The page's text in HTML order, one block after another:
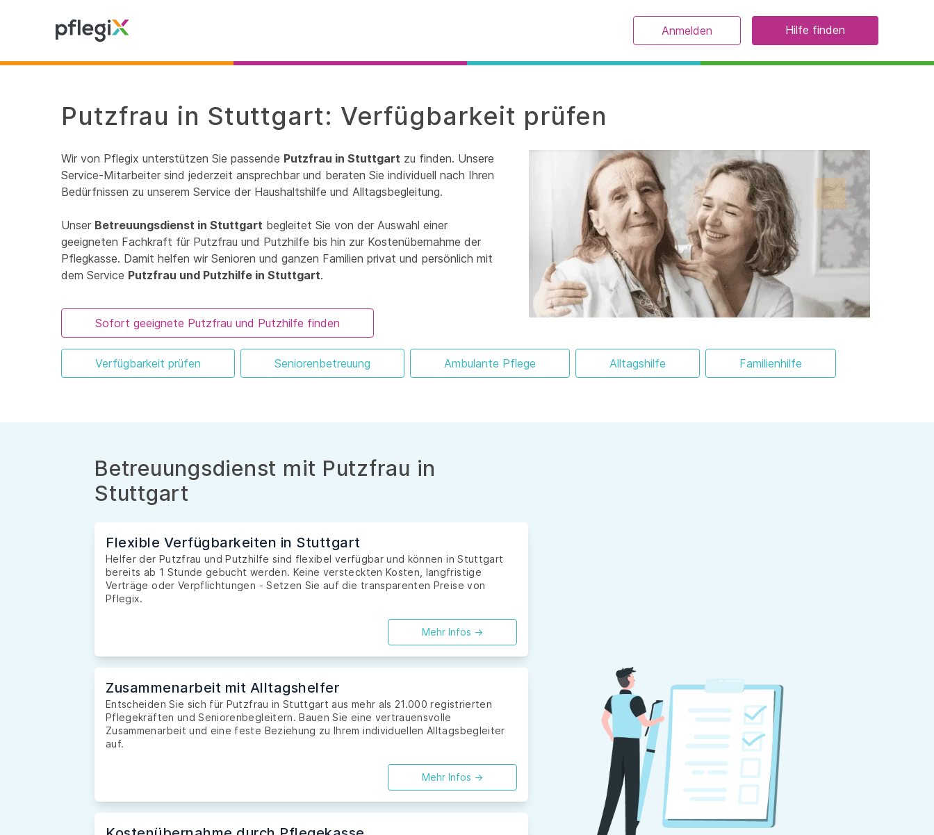
Anmelden Hilfe finden
Putzfrau in Stuttgart: Verfügbarkeit prüfen
Wir von Pflegix unterstützen Sie passende Putzfrau in Stuttgart zu finden. Unsere
Service-Mitarbeiter sind jederzeit ansprechbar und beraten Sie individuell nach Ihren
Bedürfnissen zu unserem Service der Haushaltshilfe und Alltagsbegleitung.
Unser Betreuungsdienst in Stuttgart begleitet Sie von der Auswahl einer
geeigneten Fachkraft für Putzfrau und Putzhilfe bis hin zur Kostenübernahme der
Pflegkasse. Damit helfen wir Senioren und ganzen Familien privat und persönlich mit
dem Service Putzfrau und Putzhilfe in Stuttgart.
Sofort geeignete Putzfrau und Putzhilfe finden
Verfügbarkeit prüfen Seniorenbetreuung Ambulante Pflege Alltagshilfe Familienhilfe
Betreuungsdienst mit Putzfrau in
Stuttgart
Flexible Verfügbarkeiten in Stuttgart
Helfer der Putzfrau und Putzhilfe sind flexibel verfügbar und können in Stuttgart
bereits ab 1 Stunde gebucht werden. Keine versteckten Kosten, langfristige
Verträge oder Verpflichtungen - Setzen Sie auf die transparenten Preise von
Pflegix.
Mehr Infos ->
Zusammenarbeit mit Alltagshelfer
Entscheiden Sie sich für Putzfrau in Stuttgart aus mehr als 21.000 registrierten
Pflegekräften und Seniorenbegleitern. Bauen Sie eine vertrauensvolle
Zusammenarbeit und eine feste Beziehung zu Ihrem individuellen Alltagsbegleiter
auf.
Mehr Infos ->